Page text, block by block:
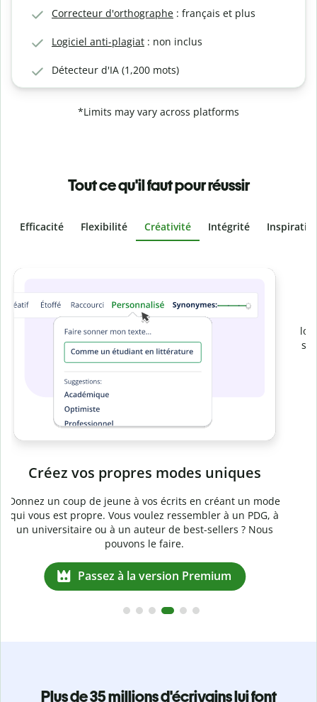
Correcteur d'orthographe : français et plus
Logiciel anti-plagiat : non inclus
Détecteur d'IA (1,200 mots)
*Limits may vary across platforms
Tout ce qu'il faut pour réussir
Efficacité Flexibilité Créativité Intégrité
Slide 4 of 6
Vérifiez que vos écrits sont 100 % les vôtres grâce au
logiciel anti-plagiat. Analysez votre document en quelques
secondes et identifiez les citations manquantes dans plus
de 100 langues.
Passez à la version Premium
Plus de 35 millions d'écrivains lui font